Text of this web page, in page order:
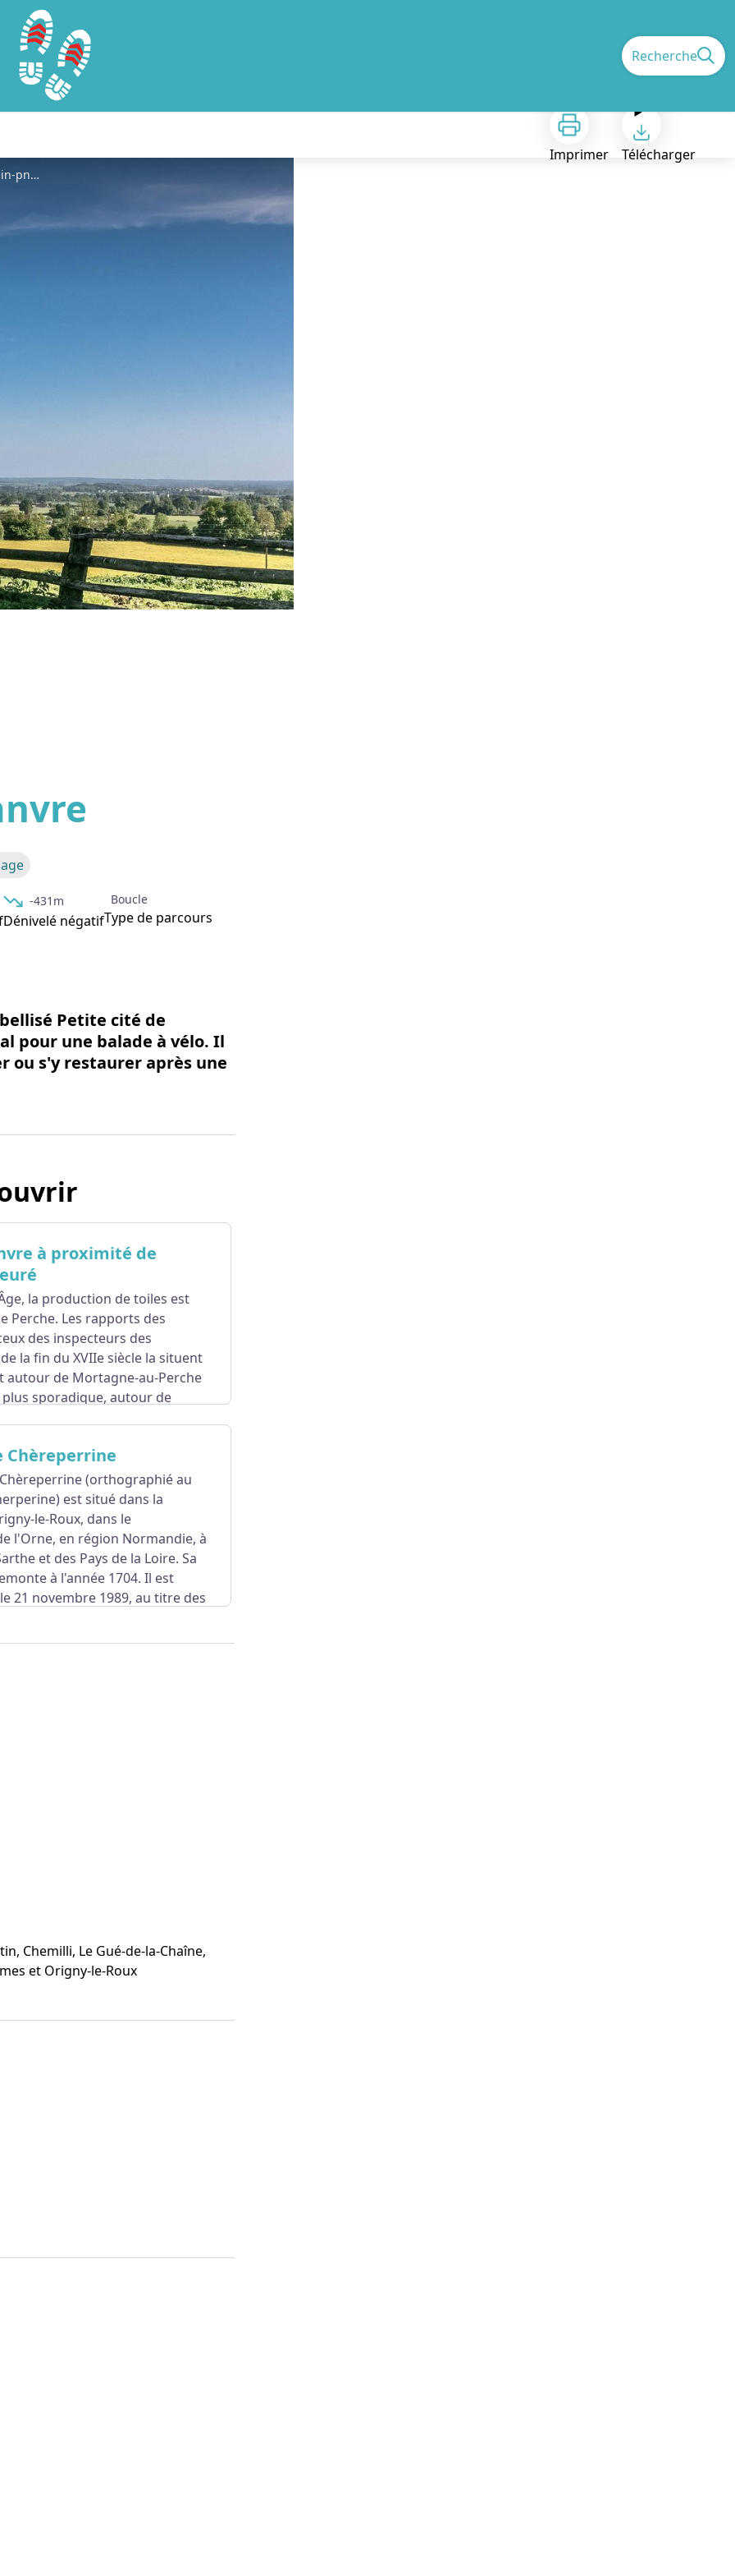
Recherche
Imprimer Télécharger
© Didier Orsal - admin-pnrp
-431m
Dénivelé négatif
Boucle
Type de parcours
Petite cité de
pour une balade à vélo. Il
ou s'y restaurer après une
à proximité de
la production de toiles est
Perche. Les rapports des
des inspecteurs des
la fin du XVIIe siècle la situent
autour de Mortagne-au-Perche
sporadique, autour de
Chèreperrine
(orthographié au
est situé dans la
le-Roux, dans le
l'Orne, en région Normandie, à
et des Pays de la Loire. Sa
à l'année 1704. Il est
21 novembre 1989, au titre des
la D296, les extérieurs
propriétaires sont présents.
Chemilli, Le Gué-de-la-Chaîne,
et Origny-le-Roux